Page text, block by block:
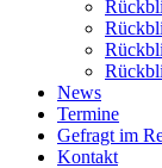
News
Termine
Gefragt im
Kontakt